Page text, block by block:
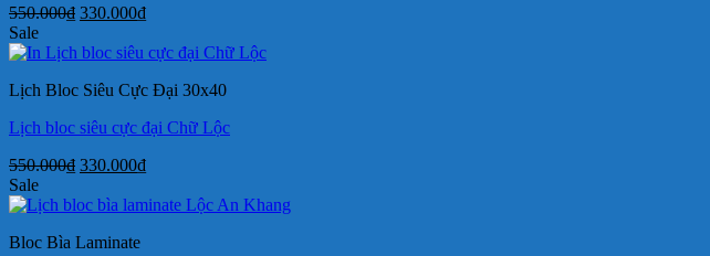
550.000₫ Giá
là:
330.000₫Giá
tại
330.000₫.
Sale
Lịch Bloc Siêu Cực Đại 30x40
Lịch bloc siêu cực đại Chữ Lộc
550.000₫ Giá
là:
330.000₫Giá
tại
Sale
Bloc Bìa Laminate